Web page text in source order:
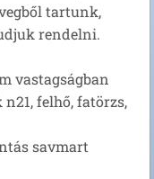
tartunk,
rendelni.
vastagságban
felhő, fatörzs,
savmart